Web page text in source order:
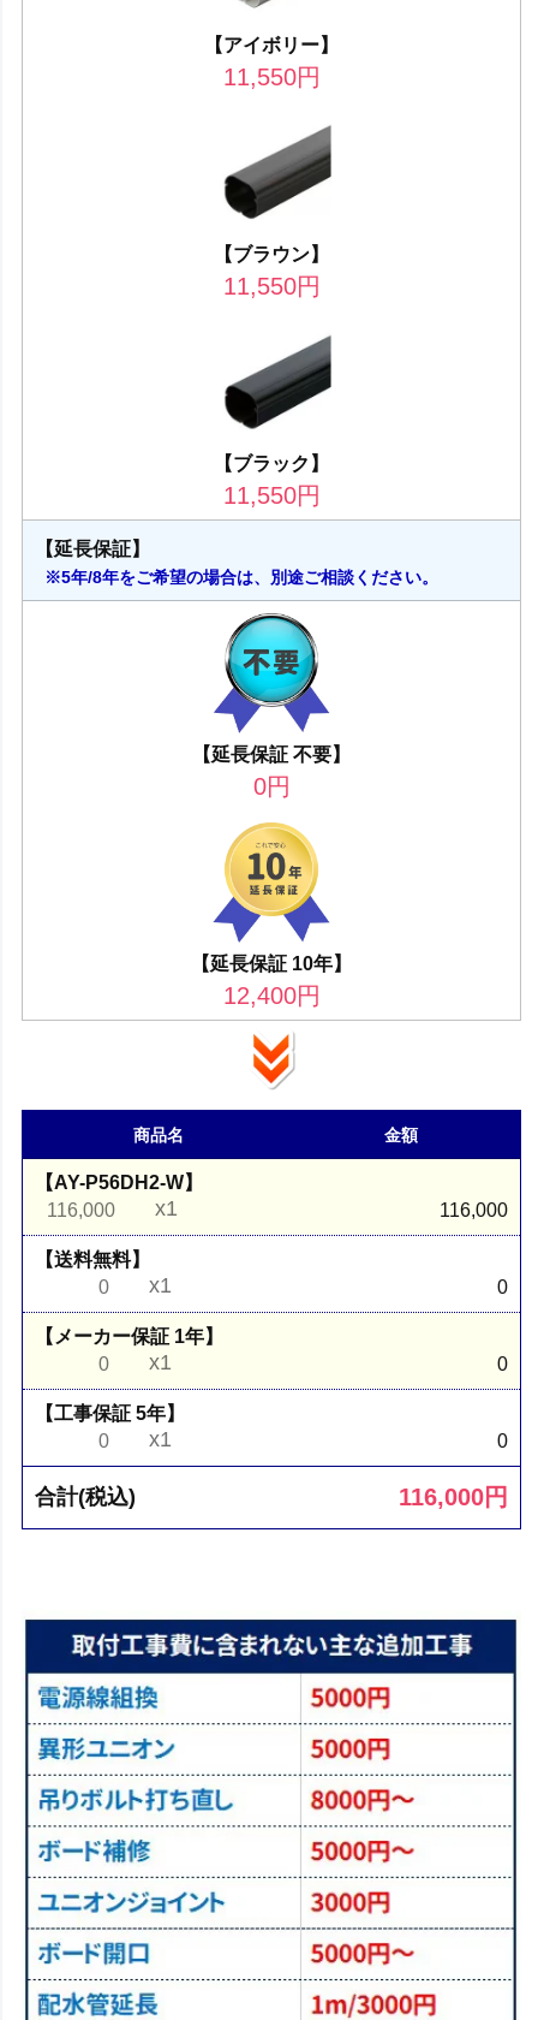
【アイボリー】
11,550円
【ブラウン】
11,550円
【ブラック】
11,550円
【延長保証】
※5年/8年をご希望の場合は、別途ご相談ください。
【延長保証 不要】
0円
【延長保証 10年】
12,400円
商品名 金額
【AY-P56DH2-W】
116,000
x1 116,000
【送料無料】
0
x1 0
【メーカー保証 1年】
0
x1 0
【工事保証 5年】
0
x1 0
合計(税込) 116,000円